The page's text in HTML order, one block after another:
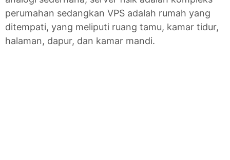
perumahan sedangkan VPS adalah rumah yang
ditempati, yang meliputi ruang tamu, kamar tidur,
halaman, dapur, dan kamar mandi.